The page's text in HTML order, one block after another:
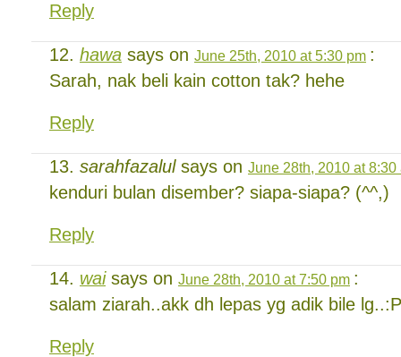
Reply
hawa says on June 25th, 2010 at 5:30 pm :
Sarah, nak beli kain cotton tak? hehe
Reply
sarahfazalulsays on June 28th, 2010 at 8:30
kenduri bulan disember? siapa-siapa? (^^,)
Reply
waisays on June 28th, 2010 at 7:50 pm :
salam ziarah..akk dh lepas yg adik bile lg..:P
Reply